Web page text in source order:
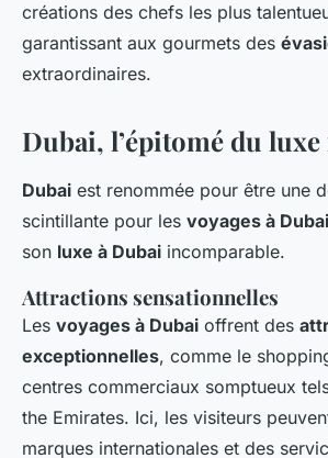
créations des chefs les plus
garantissant aux gourmets des
extraordinaires.
Dubai, l’épitomé du
Dubai est renommée pour être une
scintillante pour les voyages à Dubai
son luxe à Dubai incomparable.
Attractions sensationnelles
Les voyages à Dubai offrent des
exceptionnelles, comme le
centres commerciaux somptueux
the Emirates. Ici, les visiteurs
marques internationales et des